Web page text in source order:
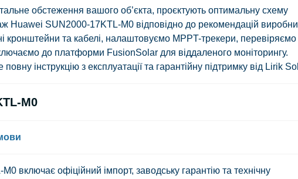
обстеження вашого об’єкта, проєктують оптимальну схему
Huawei SUN2000-17KTL-M0 відповідно до рекомендацій
кронштейни та кабелі, налаштовуємо MPPT-трекери, перевіряємо
до платформи FusionSolar для віддаленого моніторингу.
інструкцію з експлуатації та гарантійну підтримку від Lirik
M0
включає офіційний імпорт, заводську гарантію та технічну